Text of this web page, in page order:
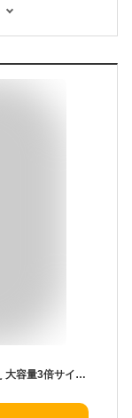
ラボン 柔軟剤 シャイニームーンの香り 詰め替え 大容量3倍サイズ(1440ml×3袋セット)【ラボン(LAVONS)】